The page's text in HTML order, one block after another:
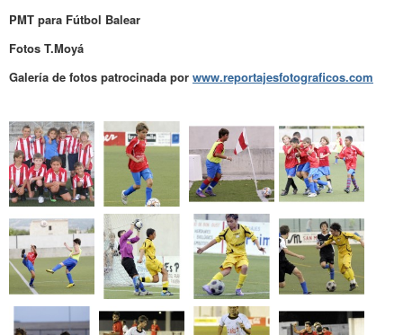
PMT para Fútbol Balear
Fotos T.Moyá
Galería de fotos patrocinada por www.reportajesfotograficos.com